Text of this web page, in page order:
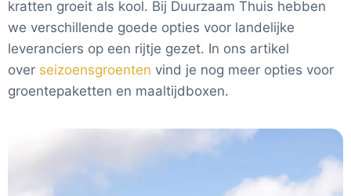
kratten groeit als kool. Bij Duurzaam Thuis hebben
we verschillende goede opties voor landelijke
leveranciers op een rijtje gezet. In ons artikel
over seizoensgroenten vind je nog meer opties voor
groentepaketten en maaltijdboxen.